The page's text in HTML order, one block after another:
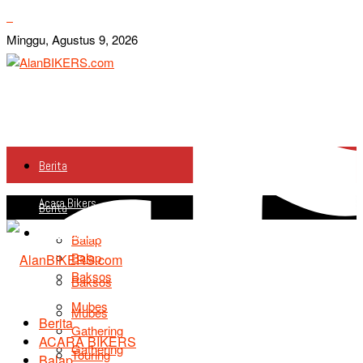
Minggu, Agustus 9, 2026
Berita
Acara Bikers
Balap
Baksos
Mubes
Gathering
Berita
Acara Bikers
Balap
Baksos
Mubes
Gathering
Touring
Berita
ACARA BIKERS